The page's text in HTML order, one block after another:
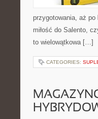
przygotowania, aż
miłość do Salento,
to wielowątkowa […]
CATEGORIES: